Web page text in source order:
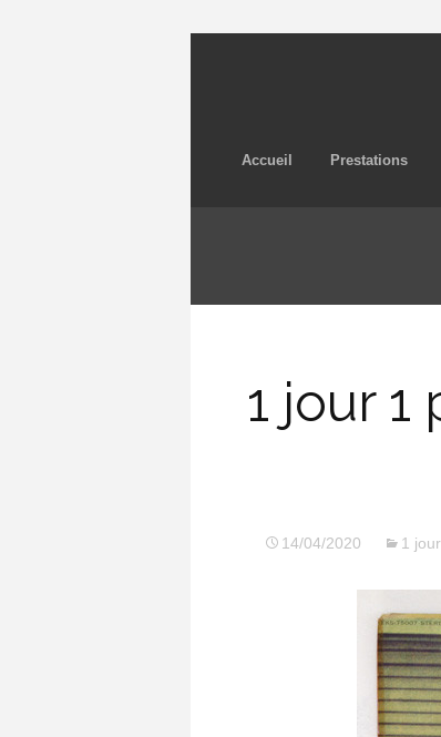
Accueil Prestations
1 jour
14/04/2020 1